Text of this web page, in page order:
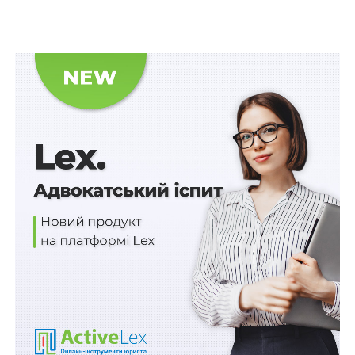
справі, суд першої інстанції, з висновками якого
погодився апеляційний суд, правильно керувався
тим, що згідно з наявними у справі доказами станом
на час розгляду справи в суді зобов’язання за
кредитним договором відповідачем належним
чином не виконані.
Належними доказами, які підтверджують наявність
заборгованості за укладеним кредитним договором
та її розміру, є первинні документи, оформлені
відповідно до
ст. 9
Закону України «Про
бухгалтерський облік та фінансову звітність».
Докази мають бути достатніми
чи вірогідними: в чому логіка законодавця?